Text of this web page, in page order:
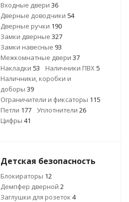
Входные двери 36
Дверные доводчики 54
Дверные ручки 190
Замки дверные 327
Замки навесные 93
Межкомнатные двери 37
Накладки 53 Наличники ПВХ 5
Наличники, коробки и
доборы 39
Ограничители и фиксаторы 115
Петли 177 Уплотнители 26
Цифры 41
Детская безопасность
Блокираторы 12
Демпфер дверной 2
Заглушки для розеток 4